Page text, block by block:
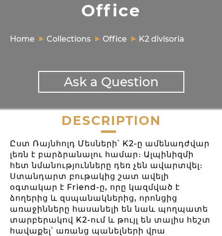
Office
Home Collections Office K2 divisoria
Ask a Question
DESCRIPTION
Ըստ Ռայնհոլդ Մեսների՝ K2-ը ամենադժվար
լեռն է բարձրանալու համար։ Ալպինիզմի
հետ նմանությունները դեռ չեն ավարտվել։
Ստանդարտ բութակից շատ ավելի
օգտակար է Friend-ը, որը կազմված է
ձողերից և զսպանակներից, որոնցից
առաջինները հասանելի են նաև պողպատե
տարբերակով K2-ում և թույլ են տալիս հեշտ
հավաքել՝ առանց պանելների վրա